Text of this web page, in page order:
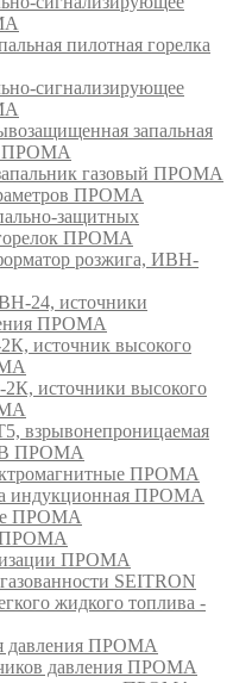
пилотная горелка
сигнализирующее
запальная
ПРОМА
газовый ПРОМА
ПРОМА
защитных
ПРОМА
розжига, ИВН-
24, источники
ПРОМА
источник высокого
источники высокого
взрывонепроницаемая
ПРОМА
ПРОМА
индукционная ПРОМА
ПРОМА
ПРОМА
ПРОМА
SEITRON
жидкого топлива -
давления ПРОМА
давления ПРОМА